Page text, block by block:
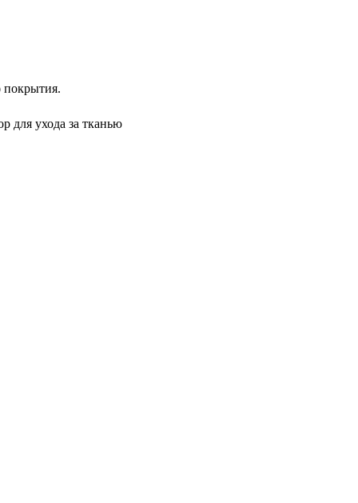
покрытия.
для ухода за тканью